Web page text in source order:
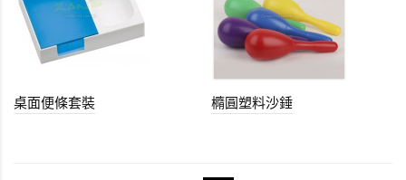
桌面便條套裝 橢圓塑料沙錘